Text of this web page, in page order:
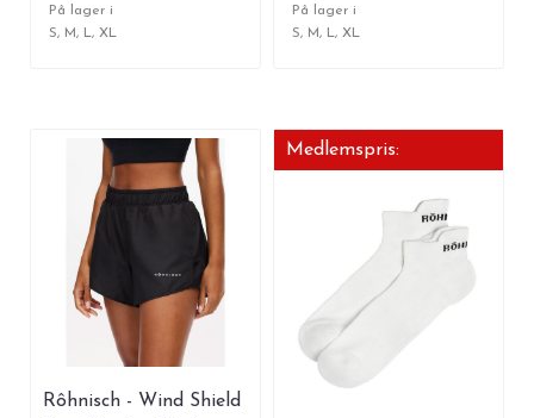
På lager i
S, M, L, XL
På lager i
S, M, L, XL
Rôhnisch - Wind Shield
Medlemspris: